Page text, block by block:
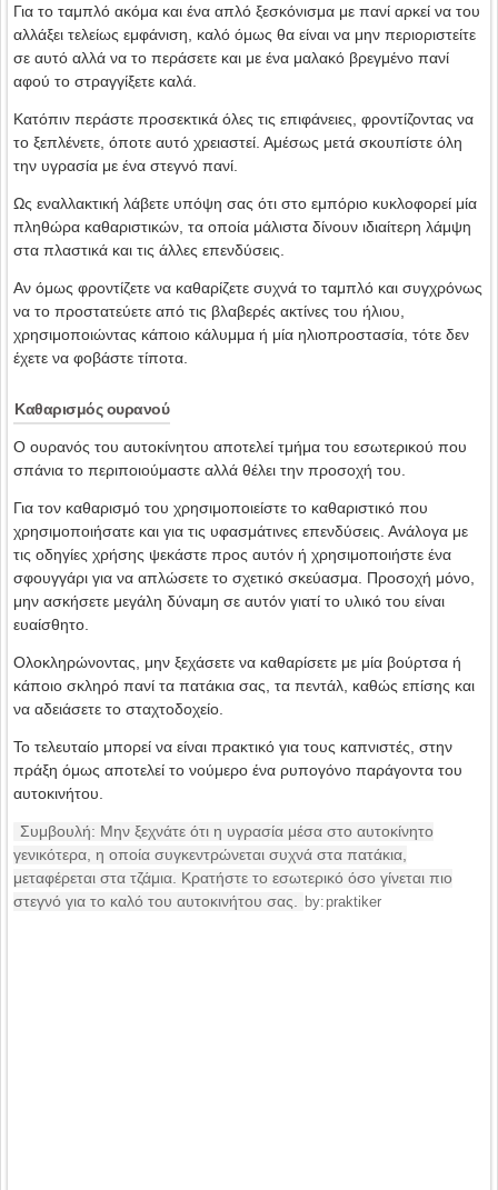
Για το ταμπλό ακόμα και ένα απλό ξεσκόνισμα με πανί αρκεί να του
αλλάξει τελείως εμφάνιση, καλό όμως θα είναι να μην περιοριστείτε
σε αυτό αλλά να το περάσετε και με ένα μαλακό βρεγμένο πανί
αφού το στραγγίξετε καλά.
Κατόπιν περάστε προσεκτικά όλες τις επιφάνειες, φροντίζοντας να
το ξεπλένετε, όποτε αυτό χρειαστεί. Αμέσως μετά σκουπίστε όλη
την υγρασία με ένα στεγνό πανί.
Ως εναλλακτική λάβετε υπόψη σας ότι στο εμπόριο κυκλοφορεί μία
πληθώρα καθαριστικών, τα οποία μάλιστα δίνουν ιδιαίτερη λάμψη
στα πλαστικά και τις άλλες επενδύσεις.
Αν όμως φροντίζετε να καθαρίζετε συχνά το ταμπλό και συγχρόνως
να το προστατεύετε από τις βλαβερές ακτίνες του ήλιου,
χρησιμοποιώντας κάποιο κάλυμμα ή μία ηλιοπροστασία, τότε δεν
έχετε να φοβάστε τίποτα.
Καθαρισμός ουρανού
Ο ουρανός του αυτοκίνητου αποτελεί τμήμα του εσωτερικού που
σπάνια το περιποιούμαστε αλλά θέλει την προσοχή του.
Για τον καθαρισμό του χρησιμοποιείστε το καθαριστικό που
χρησιμοποιήσατε και για τις υφασμάτινες επενδύσεις. Ανάλογα με
τις οδηγίες χρήσης ψεκάστε προς αυτόν ή χρησιμοποιήστε ένα
σφουγγάρι για να απλώσετε το σχετικό σκεύασμα. Προσοχή μόνο,
μην ασκήσετε μεγάλη δύναμη σε αυτόν γιατί το υλικό του είναι
ευαίσθητο.
Ολοκληρώνοντας, μην ξεχάσετε να καθαρίσετε με μία βούρτσα ή
κάποιο σκληρό πανί τα πατάκια σας, τα πεντάλ, καθώς επίσης και
να αδειάσετε το σταχτοδοχείο.
Το τελευταίο μπορεί να είναι πρακτικό για τους καπνιστές, στην
πράξη όμως αποτελεί το νούμερο ένα ρυπογόνο παράγοντα του
αυτοκινήτου.
Συμβουλή: Μην ξεχνάτε ότι η υγρασία μέσα στο αυτοκίνητο
γενικότερα, η οποία συγκεντρώνεται συχνά στα πατάκια,
μεταφέρεται στα τζάμια. Κρατήστε το εσωτερικό όσο γίνεται πιο
στεγνό για το καλό του αυτοκινήτου σας.
by:praktiker